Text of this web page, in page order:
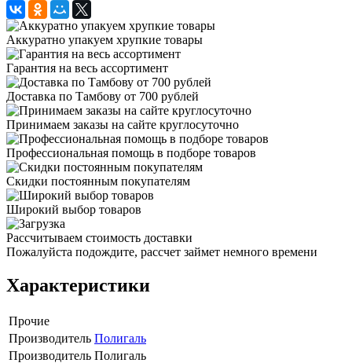
Аккуратно упакуем хрупкие товары
Гарантия на весь ассортимент
Доставка по Тамбову от 700 рублей
Принимаем заказы на сайте круглосуточно
Профессиональная помощь в подборе товаров
Скидки постоянным покупателям
Широкий выбор товаров
Рассчитываем стоимость доставки
Пожалуйста подождите, рассчет займет немного времени
Характеристики
Прочие
Производитель Полигаль
Производитель Полигаль